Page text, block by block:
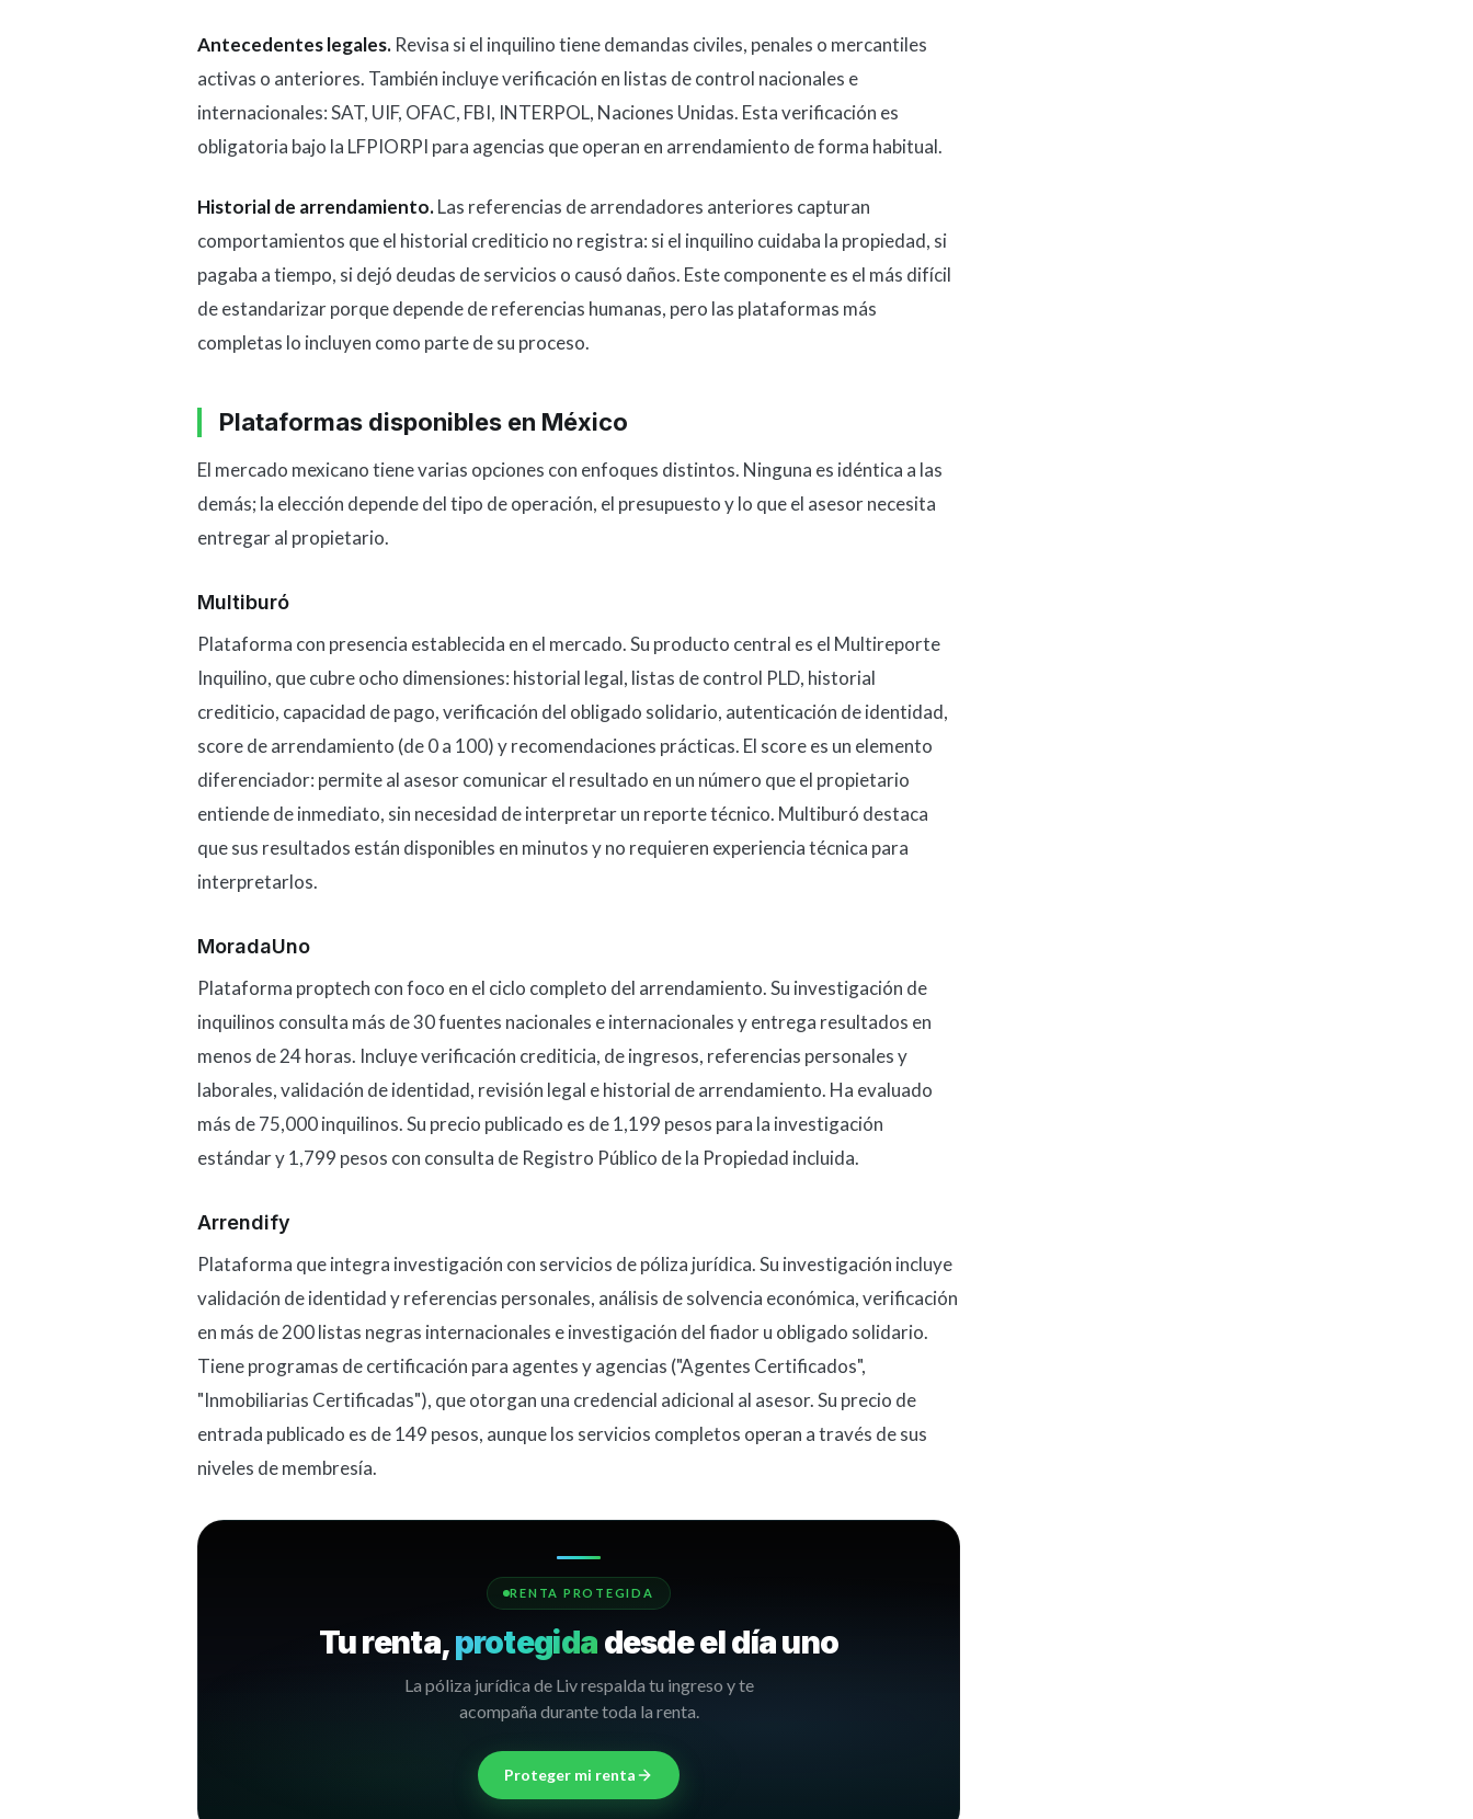
Antecedentes legales. Revisa si el inquilino tiene demandas civiles, penales o mercantiles
activas o anteriores. También incluye verificación en listas de control nacionales e
internacionales: SAT, UIF, OFAC, FBI, INTERPOL, Naciones Unidas. Esta verificación es
obligatoria bajo la LFPIORPI para agencias que operan en arrendamiento de forma habitual.
Historial de arrendamiento.Las referencias de arrendadores anteriores capturan
comportamientos que el historial crediticio no registra: si el inquilino cuidaba la propiedad, si
pagaba a tiempo, si dejó deudas de servicios o causó daños. Este componente es el más difícil
de estandarizar porque depende de referencias humanas, pero las plataformas más
completas lo incluyen como parte de su proceso.
Plataformas disponibles en México
El mercado mexicano tiene varias opciones con enfoques distintos. Ninguna es idéntica a las
demás; la elección depende del tipo de operación, el presupuesto y lo que el asesor necesita
entregar al propietario.
Multiburó
Plataforma con presencia establecida en el mercado. Su producto central es el Multireporte
Inquilino, que cubre ocho dimensiones: historial legal, listas de control PLD, historial
crediticio, capacidad de pago, verificación del obligado solidario, autenticación de identidad,
score de arrendamiento (de 0 a 100) y recomendaciones prácticas. El score es un elemento
diferenciador: permite al asesor comunicar el resultado en un número que el propietario
entiende de inmediato, sin necesidad de interpretar un reporte técnico. Multiburó destaca
que sus resultados están disponibles en minutos y no requieren experiencia técnica para
interpretarlos.
MoradaUno
Plataforma proptech con foco en el ciclo completo del arrendamiento. Su investigación de
inquilinos consulta más de 30 fuentes nacionales e internacionales y entrega resultados en
menos de 24 horas. Incluye verificación crediticia, de ingresos, referencias personales y
laborales, validación de identidad, revisión legal e historial de arrendamiento. Ha evaluado
más de 75,000 inquilinos. Su precio publicado es de 1,199 pesos para la investigación
estándar y 1,799 pesos con consulta de Registro Público de la Propiedad incluida.
Arrendify
Plataforma que integra investigación con servicios de póliza jurídica. Su investigación incluye
validación de identidad y referencias personales, análisis de solvencia económica, verificación
en más de 200 listas negras internacionales e investigación del fiador u obligado solidario.
Tiene programas de certificación para agentes y agencias ("Agentes Certificados",
"Inmobiliarias Certificadas"), que otorgan una credencial adicional al asesor. Su precio de
entrada publicado es de 149 pesos, aunque los servicios completos operan a través de sus
niveles de membresía.
RENTA PROTEGIDA
Tu renta,protegida desde el día uno
La póliza jurídica de Liv respalda tu ingreso y te
acompaña durante toda la renta.
Proteger mi renta